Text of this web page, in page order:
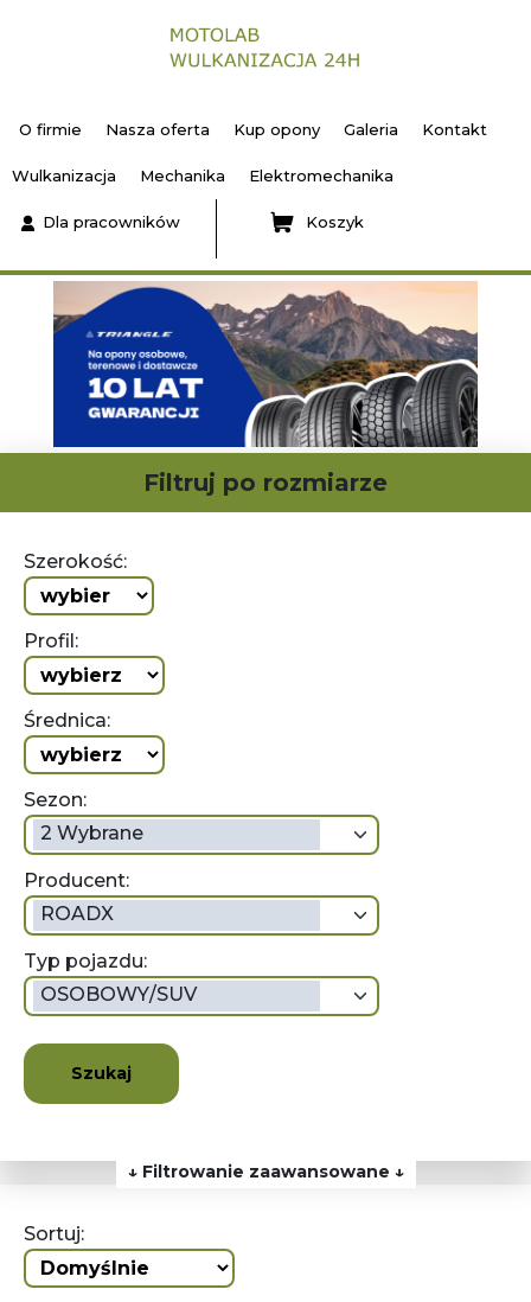
O firmie Nasza oferta Kup opony Galeria Kontakt
Wulkanizacja Mechanika Elektromechanika
Dla pracowników Koszyk
Filtruj po rozmiarze
Szerokość:
Profil:
Średnica:
Sezon:
2 Wybrane
Producent:
ROADX
Typ pojazdu:
OSOBOWY/SUV
Szukaj
↓ Filtrowanie zaawansowane ↓
Sortuj: